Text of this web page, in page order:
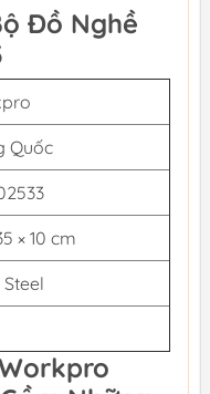
Đồ Nghề
Quốc
× 10 cm
Steel